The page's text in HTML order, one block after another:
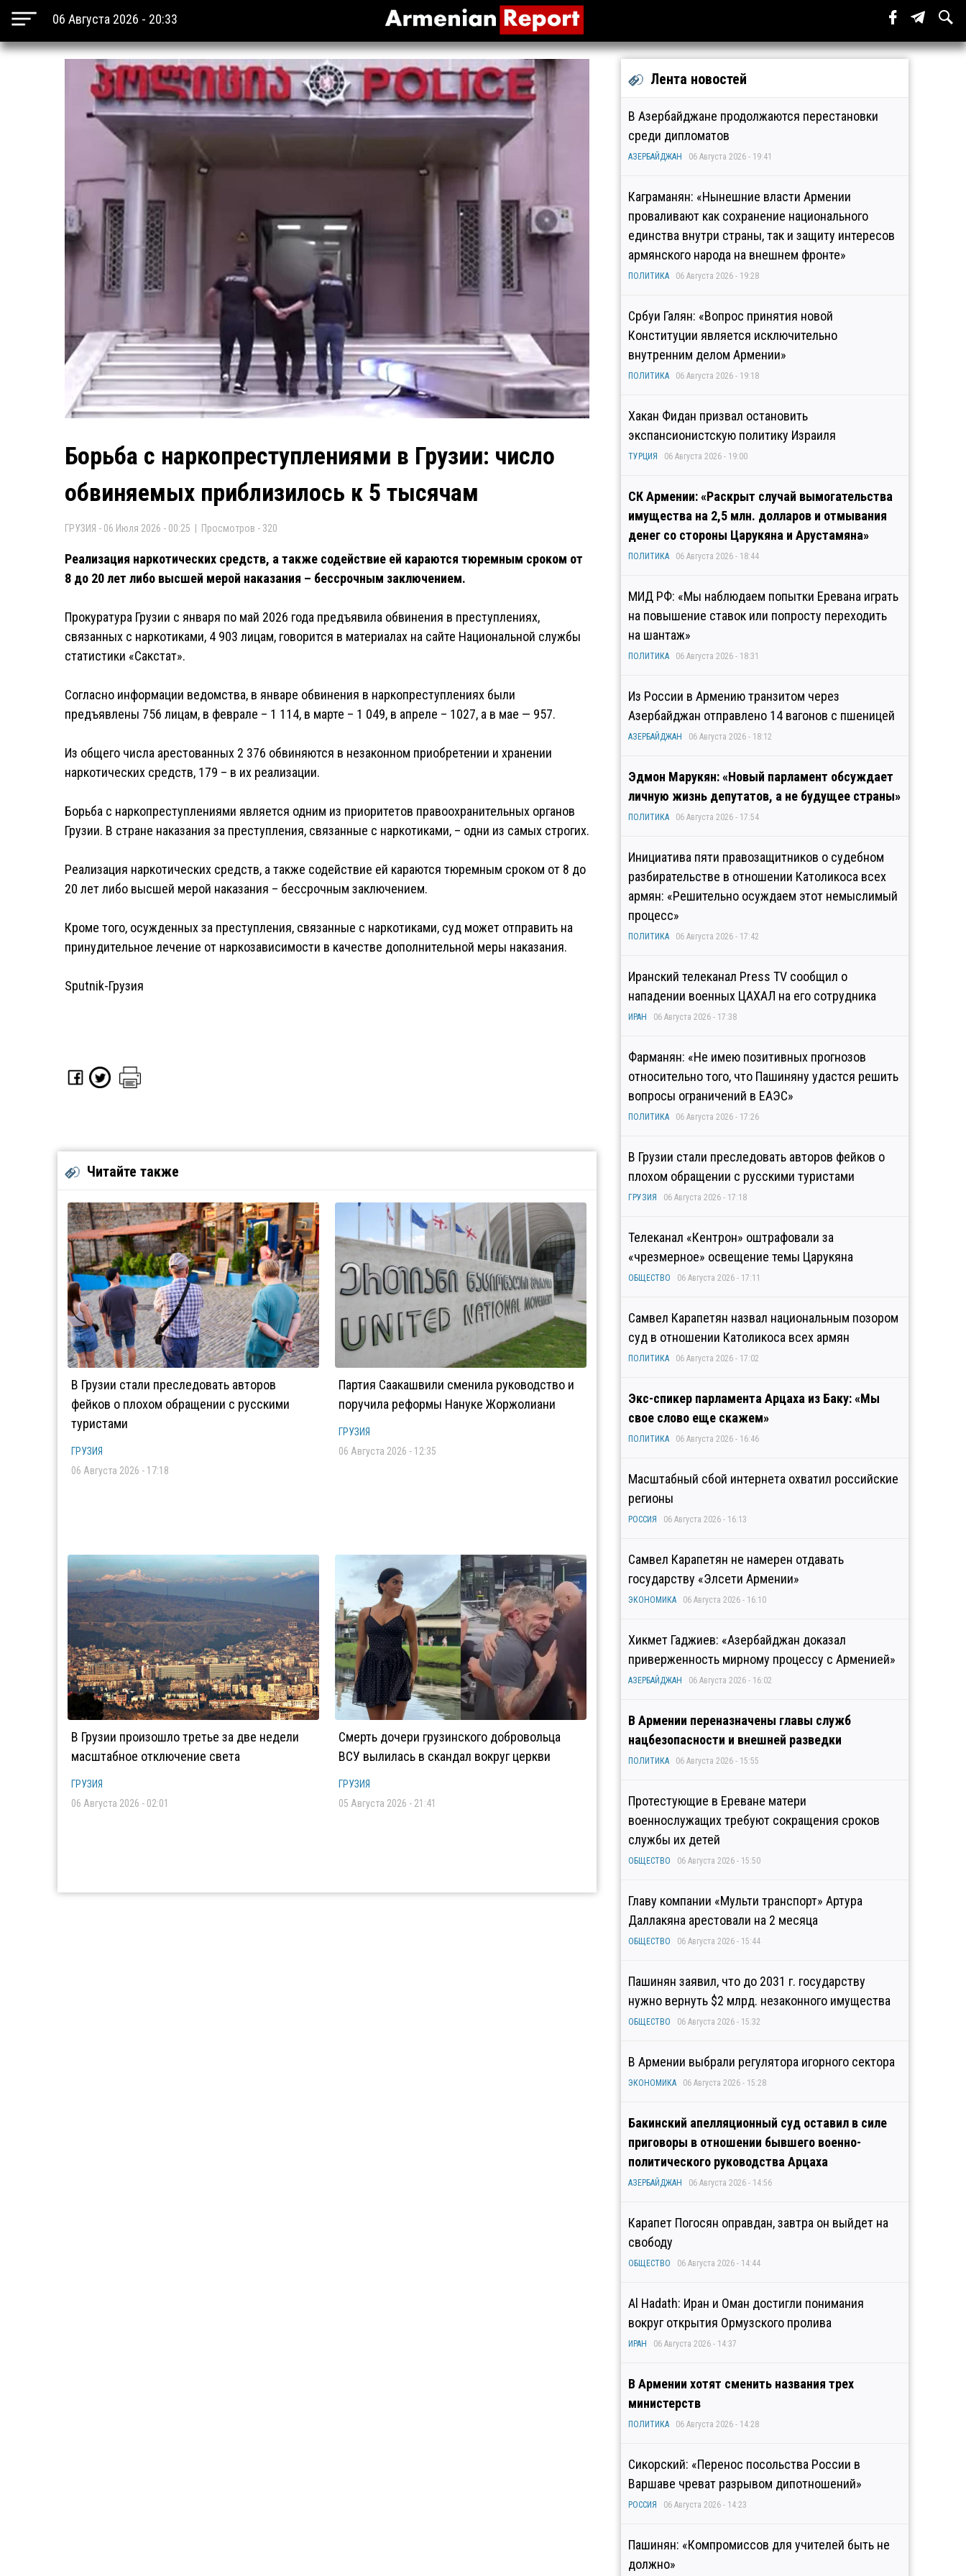
06 Августа 2026 - 20:33
Борьба с наркопреступлениями в Грузии: число
обвиняемых приблизилось к 5 тысячам
ГРУЗИЯ - 06 Июля 2026 - 00:25 | Просмотров - 320
Реализация наркотических средств, а также содействие ей караются тюремным сроком от
8 до 20 лет либо высшей мерой наказания – бессрочным заключением.
Прокуратура Грузии с января по май 2026 года предъявила обвинения в преступлениях,
связанных с наркотиками, 4 903 лицам, говорится в материалах на сайте Национальной службы
статистики «Сакстат».
Согласно информации ведомства, в январе обвинения в наркопреступлениях были
предъявлены 756 лицам, в феврале – 1 114, в марте – 1 049, в апреле – 1027, а в мае — 957.
Из общего числа арестованных 2 376 обвиняются в незаконном приобретении и хранении
наркотических средств, 179 – в их реализации.
Борьба с наркопреступлениями является одним из приоритетов правоохранительных органов
Грузии. В стране наказания за преступления, связанные с наркотиками, – одни из самых строгих.
Реализация наркотических средств, а также содействие ей караются тюремным сроком от 8 до
20 лет либо высшей мерой наказания – бессрочным заключением.
Кроме того, осужденных за преступления, связанные с наркотиками, суд может отправить на
принудительное лечение от наркозависимости в качестве дополнительной меры наказания.
Sputnik-Грузия
Читайте также
В Грузии стали преследовать авторов
фейков о плохом обращении с русскими
туристами
ГРУЗИЯ
06 Августа 2026 - 17:18
Партия Саакашвили сменила руководство и
поручила реформы Нануке Жоржолиани
ГРУЗИЯ
06 Августа 2026 - 12:35
В Грузии произошло третье за две недели
масштабное отключение света
ГРУЗИЯ
06 Августа 2026 - 02:01
Смерть дочери грузинского добровольца
ВСУ вылилась в скандал вокруг церкви
ГРУЗИЯ
05 Августа 2026 - 21:41
Лента новостей
В Азербайджане продолжаются перестановки
среди дипломатов
АЗЕРБАЙДЖАН 06 Августа 2026 - 19:41
Каграманян: «Нынешние власти Армении
проваливают как сохранение национального
единства внутри страны, так и защиту интересов
армянского народа на внешнем фронте»
ПОЛИТИКА 06 Августа 2026 - 19:28
Србуи Галян: «Вопрос принятия новой
Конституции является исключительно
внутренним делом Армении»
ПОЛИТИКА 06 Августа 2026 - 19:18
Хакан Фидан призвал остановить
экспансионистскую политику Израиля
ТУРЦИЯ 06 Августа 2026 - 19:00
СК Армении: «Раскрыт случай вымогательства
имущества на 2,5 млн. долларов и отмывания
денег со стороны Царукяна и Арустамяна»
ПОЛИТИКА 06 Августа 2026 - 18:44
МИД РФ: «Мы наблюдаем попытки Еревана играть
на повышение ставок или попросту переходить
на шантаж»
ПОЛИТИКА 06 Августа 2026 - 18:31
Из России в Армению транзитом через
Азербайджан отправлено 14 вагонов с пшеницей
АЗЕРБАЙДЖАН 06 Августа 2026 - 18:12
Эдмон Марукян: «Новый парламент обсуждает
личную жизнь депутатов, а не будущее страны»
ПОЛИТИКА 06 Августа 2026 - 17:54
Инициатива пяти правозащитников о судебном
разбирательстве в отношении Католикоса всех
армян: «Решительно осуждаем этот немыслимый
процесс»
ПОЛИТИКА 06 Августа 2026 - 17:42
Иранский телеканал Press TV сообщил о
нападении военных ЦАХАЛ на его сотрудника
ИРАН 06 Августа 2026 - 17:38
Фарманян: «Не имею позитивных прогнозов
относительно того, что Пашиняну удастся решить
вопросы ограничений в ЕАЭС»
ПОЛИТИКА 06 Августа 2026 - 17:26
В Грузии стали преследовать авторов фейков о
плохом обращении с русскими туристами
ГРУЗИЯ 06 Августа 2026 - 17:18
Телеканал «Кентрон» оштрафовали за
«чрезмерное» освещение темы Царукяна
ОБЩЕСТВО 06 Августа 2026 - 17:11
Самвел Карапетян назвал национальным позором
суд в отношении Католикоса всех армян
ПОЛИТИКА 06 Августа 2026 - 17:02
Экс-спикер парламента Арцаха из Баку: «Мы
свое слово еще скажем»
ПОЛИТИКА 06 Августа 2026 - 16:46
Масштабный сбой интернета охватил российские
регионы
РОССИЯ 06 Августа 2026 - 16:13
Самвел Карапетян не намерен отдавать
государству «Элсети Армении»
ЭКОНОМИКА 06 Августа 2026 - 16:10
Хикмет Гаджиев: «Азербайджан доказал
приверженность мирному процессу с Арменией»
АЗЕРБАЙДЖАН 06 Августа 2026 - 16:02
В Армении переназначены главы служб
нацбезопасности и внешней разведки
ПОЛИТИКА 06 Августа 2026 - 15:55
Протестующие в Ереване матери
военнослужащих требуют сокращения сроков
службы их детей
ОБЩЕСТВО 06 Августа 2026 - 15:50
Главу компании «Мульти транспорт» Артура
Даллакяна арестовали на 2 месяца
ОБЩЕСТВО 06 Августа 2026 - 15:44
Пашинян заявил, что до 2031 г. государству
нужно вернуть $2 млрд. незаконного имущества
ОБЩЕСТВО 06 Августа 2026 - 15:32
В Армении выбрали регулятора игорного сектора
ЭКОНОМИКА 06 Августа 2026 - 15:28
Бакинский апелляционный суд оставил в силе
приговоры в отношении бывшего военно-
политического руководства Арцаха
АЗЕРБАЙДЖАН 06 Августа 2026 - 14:56
Карапет Погосян оправдан, завтра он выйдет на
свободу
ОБЩЕСТВО 06 Августа 2026 - 14:44
Al Hadath: Иран и Оман достигли понимания
вокруг открытия Ормузского пролива
ИРАН 06 Августа 2026 - 14:37
В Армении хотят сменить названия трех
министерств
ПОЛИТИКА 06 Августа 2026 - 14:28
Сикорский: «Перенос посольства России в
Варшаве чреват разрывом дипотношений»
РОССИЯ 06 Августа 2026 - 14:23
Пашинян: «Компромиссов для учителей быть не
должно»